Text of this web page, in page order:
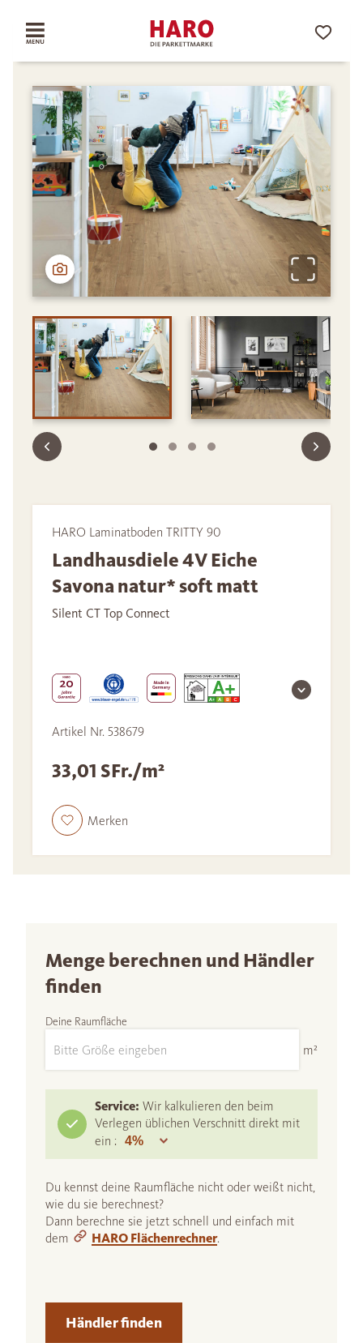
HARO Laminatboden TRITTY 90
Landhausdiele 4V Eiche
Savona natur* soft matt
Silent CT Top Connect
Artikel Nr. 538679
33,01 SFr./m²
Merken
Menge berechnen und Händler
finden
Deine Raumfläche
m²
Service: Wir kalkulieren den beim
Verlegen üblichen Verschnitt direkt mit
ein :
Du kennst deine Raumfläche nicht oder weißt nicht,
wie du sie berechnest?
Dann berechne sie jetzt schnell und einfach mit
dem
HARO Flächenrechner.
Händler finden